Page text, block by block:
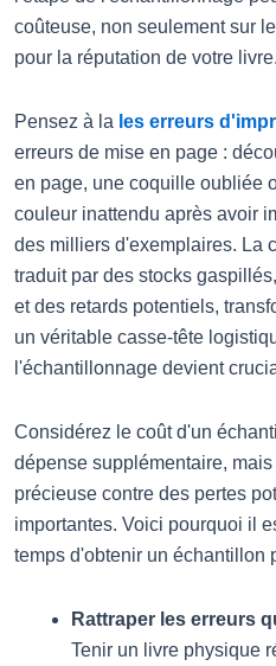
coûteuse, non seulement sur
pour la réputation de votre livre.
Pensez à la les erreurs
erreurs de mise en page :
en page, une coquille oubliée
couleur inattendu après avoir
des milliers d'exemplaires. La
traduit par des stocks
et des retards potentiels,
un véritable casse-tête
l'échantillonnage devient
Considérez le coût d'un
dépense supplémentaire,
précieuse contre des pertes
importantes. Voici pourquoi il
temps d'obtenir un échantillon
Rattraper les erreurs
Tenir un livre physique